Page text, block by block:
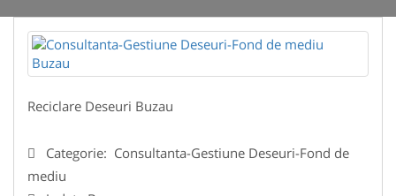
Reciclare Deseuri Buzau
Categorie: Consultanta-Gestiune Deseuri-Fond de
mediu